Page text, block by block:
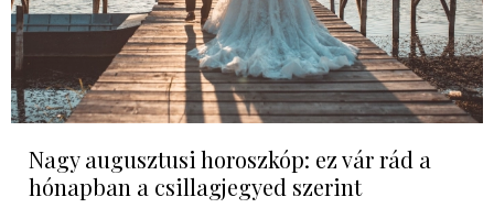
Nagy augusztusi horoszkóp: ez vár rád a
hónapban a csillagjegyed szerint